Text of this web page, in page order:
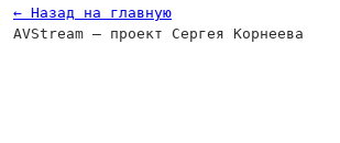
← Назад на главную
AVStream — проект Сергея Корнеева